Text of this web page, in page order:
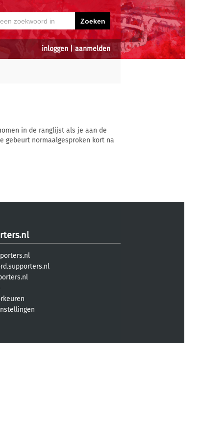
inloggen aanmelden
in de ranglijst als je aan de
gebeurt normaalgesproken kort na